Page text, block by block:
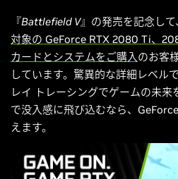
『Battlefield V』の発売を記念し
対象の GeForce RTX 2080 Ti、
カードとシステムをご購入のお客
しています。驚異的な詳細レベル
レイ トレーシングでゲームの未来
で没入感に飛び込むなら、
えます。